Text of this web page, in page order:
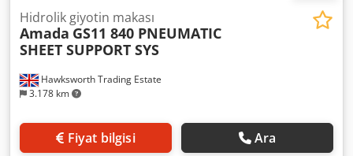
Hawksworth Trading Estate
3.178 km
Hidrolik giyotin makası
Amada GS11 840 PNEUMATIC
SHEET SUPPORT SYS
Fiyat bilgisi Ara